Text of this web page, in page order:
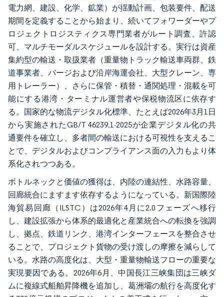
電力網、建設、化学、鉱業）が揺動計画、包装要件、配送
期間を定義することから始まり、続いてフォワーダーやプ
ロジェクトロジスティクス専門業者がルート調査、許認
可、マルチモーダルスケジュールを設計する。実行は資産
集約型の輸送・取扱業者（重量物トラック輸送車両群、鉄
道事業者、バージおよび沿岸海運会社、大型クレーン、専
用トレーラー）、さらに保管・積替・通関処理・混載を可
能にする港湾・ターミナル運営者や保税物流区に依存す
る。国家的な物流デジタル化標準、たとえば2026年3月1日
から実施されたGB/T 46239.1-2025が企業デジタル化の共
通要件を確立し、多者間の輸送における可視性を支えるこ
とで、デジタルおよびコンプライアンス面の入力もより体
系化されつつある。
ボトルネックと価値の獲得は、内陸の連結性、水路容量、
回廊統合にますます依存するようになっている。新国際陸
海貿易回廊（ILSTC）は2026年4月に2.0フェーズへ移行
し、建設拡張から体系的最適化と産業統合への転換を強調
し、拠点、鉄道リンク、港湾インターフェースを整合させ
ることで、プロジェクト貨物の受け渡しの摩擦を減らして
いる。水路の高度化は、大型・重量物輸送フローの重要な
実現要因である。2026年6月、中国長江三峡集団は三峡ダ
ムに複線式船舶昇降機を追加し、葛洲壩の航行を高度化す